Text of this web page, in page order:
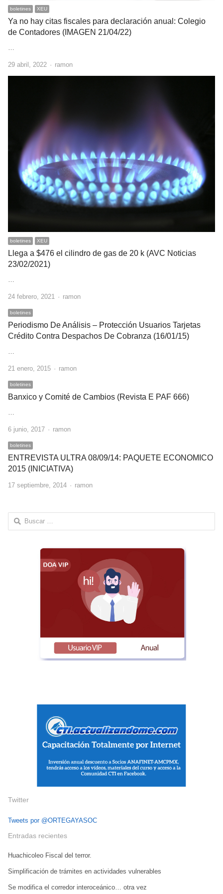
boletines XEU
Ya no hay citas fiscales para declaración anual: Colegio
de Contadores (IMAGEN 21/04/22)
…
29 abril, 2022 Author
ramon
boletines XEU
Llega a $476 el cilindro de gas de 20 k (AVC Noticias
23/02/2021)
24 febrero, 2021 Author
ramon
boletines
Periodismo De Análisis – Protección Usuarios Tarjetas
Crédito Contra Despachos De Cobranza (16/01/15)
21 enero, 2015 Author
ramon
boletines
Banxico y Comité de Cambios (Revista E PAF 666)
6 junio, 2017 Author
ramon
boletines
ENTREVISTA ULTRA 08/09/14: PAQUETE ECONOMICO
2015 (INICIATIVA)
17 septiembre, 2014 Author
ramon
Buscar:
Twitter
Tweets por @ORTEGAYASOC
Entradas recientes
Huachicoleo Fiscal del terror.
Simplificación de trámites en actividades vulnerables
Se modifica el corredor interoceánico… otra vez